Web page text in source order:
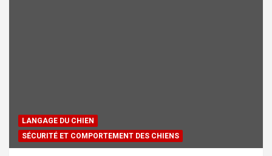
LANGAGE DU CHIEN
SÉCURITÉ ET COMPORTEMENT DES CHIENS